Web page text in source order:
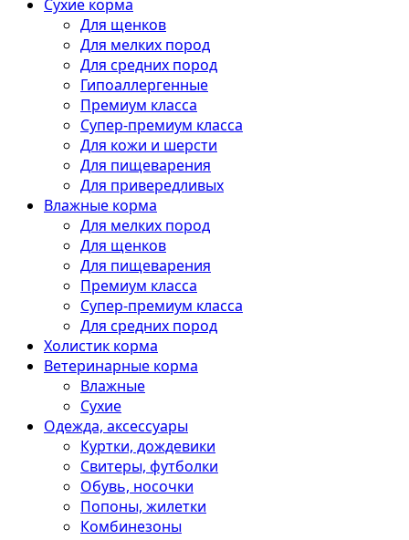
Сухие корма
Для щенков
Для мелких пород
Для средних пород
Гипоаллергенные
Премиум класса
Супер-премиум класса
Для кожи и шерсти
Для пищеварения
Для привередливых
Влажные корма
Для мелких пород
Для щенков
Для пищеварения
Премиум класса
Супер-премиум класса
Для средних пород
Холистик корма
Ветеринарные корма
Влажные
Сухие
Одежда, аксессуары
Куртки, дождевики
Свитеры, футболки
Обувь, носочки
Попоны, жилетки
Комбинезоны